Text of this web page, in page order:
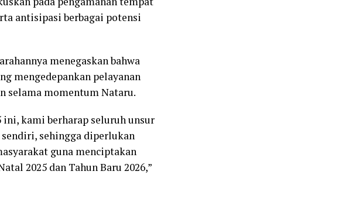
antisipasi berbagai potensi
menegaskan bahwa
mengedepankan pelayanan
selama momentum Nataru.
kami berharap seluruh unsur
sehingga diperlukan
guna menciptakan
2025 dan Tahun Baru 2026,”